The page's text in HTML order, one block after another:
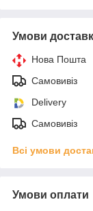
Умови
Нова Пошта
Самовивіз
Delivery
Самовивіз
Всі умови
Умови оплати